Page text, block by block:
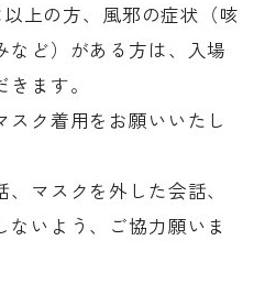
上の方、風邪の症状（咳
など）がある方は、入場
ます。
スク着用をお願いいたし
、マスクを外した会話、
いよう、ご協力願いま